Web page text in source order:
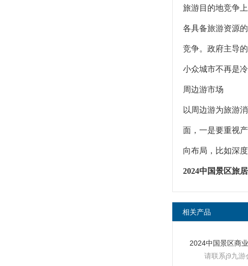
旅游目的地竞争
各具备旅游资源
竞争。政府主导
小众城市不再是
周边游市场
以周边游为旅游
面，一是要重视
向布局，比如深
2024中国景区旅
相关产品
请联系j9九游